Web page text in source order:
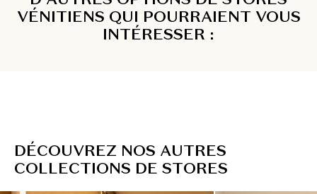
VÉNITIENS QUI POURRAIENT VOUS
INTÉRESSER :
DÉCOUVREZ NOS AUTRES
COLLECTIONS DE STORES